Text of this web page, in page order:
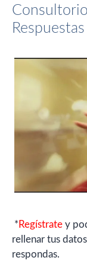
* Regístrate y
rellenar tus
respondas.